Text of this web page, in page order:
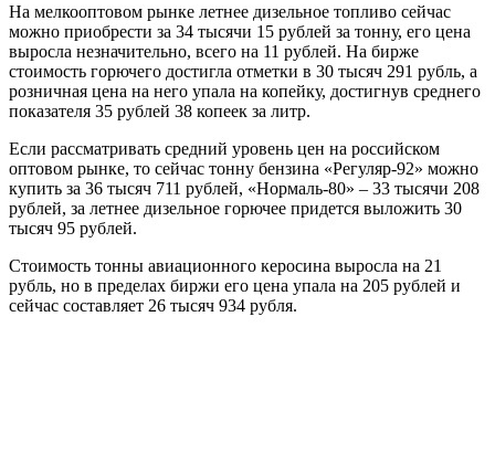
На мелкооптовом рынке летнее дизельное топливо сейчас
можно приобрести за 34 тысячи 15 рублей за тонну, его цена
выросла незначительно, всего на 11 рублей. На бирже
стоимость горючего достигла отметки в 30 тысяч 291 рубль, а
розничная цена на него упала на копейку, достигнув среднего
показателя 35 рублей 38 копеек за литр.
Если рассматривать средний уровень цен на российском
оптовом рынке, то сейчас тонну бензина «Регуляр-92» можно
купить за 36 тысяч 711 рублей, «Нормаль-80» – 33 тысячи 208
рублей, за летнее дизельное горючее придется выложить 30
тысяч 95 рублей.
Стоимость тонны авиационного керосина выросла на 21
рубль, но в пределах биржи его цена упала на 205 рублей и
сейчас составляет 26 тысяч 934 рубля.